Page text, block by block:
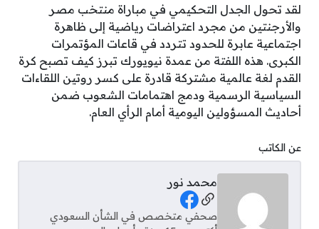
لقد تحول الجدل التحكيمي في مباراة منتخب مصر
والأرجنتين من مجرد اعتراضات رياضية إلى ظاهرة
اجتماعية عابرة للحدود تتردد في قاعات المؤتمرات
الكبرى. هذه اللفتة من عمدة نيويورك تبرز كيف تصبح كرة
القدم لغة عالمية مشتركة قادرة على كسر روتين اللقاءات
السياسية الرسمية ودمج اهتمامات الشعوب ضمن
أحاديث المسؤولين اليومية أمام الرأي العام.
عن الكاتب
محمد نور
Social Links
صحفي متخصص في الشأن السعودي